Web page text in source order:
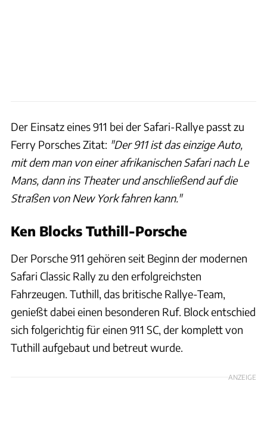
Der Einsatz eines 911 bei der Safari-Rallye passt zu
Ferry Porsches Zitat: "Der 911 ist das einzige Auto,
mit dem man von einer afrikanischen Safari nach Le
Mans, dann ins Theater und anschließend auf die
Straßen von New York fahren kann."
Ken Blocks Tuthill-Porsche
Der Porsche 911 gehören seit Beginn der modernen
Safari Classic Rally zu den erfolgreichsten
Fahrzeugen. Tuthill, das britische Rallye-Team,
genießt dabei einen besonderen Ruf. Block entschied
sich folgerichtig für einen 911 SC, der komplett von
Tuthill aufgebaut und betreut wurde.
ANZEIGE